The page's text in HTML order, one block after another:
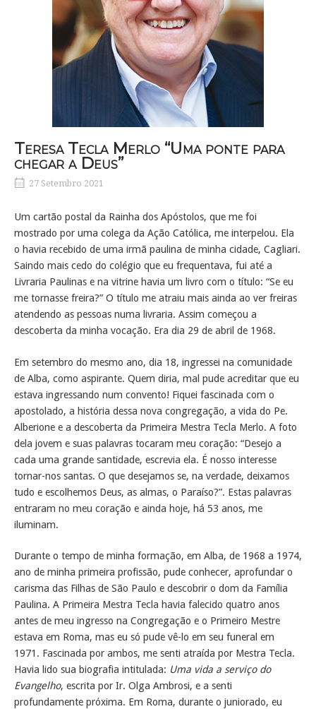
Teresa Tecla Merlo “Uma ponte para
chegar a Deus”
27 Setembro 2021
Um cartão postal da Rainha dos Apóstolos, que me foi
mostrado por uma colega da Ação Católica, me interpelou. Ela
o havia recebido de uma irmã paulina de minha cidade, Cagliari.
Saindo mais cedo do colégio que eu frequentava, fui até a
Livraria Paulinas e na vitrine havia um livro com o título: “Se eu
me tornasse freira?” O título me atraiu mais ainda ao ver freiras
atendendo as pessoas numa livraria. Assim começou a
descoberta da minha vocação. Era dia 29 de abril de 1968.
Em setembro do mesmo ano, dia 18, ingressei na comunidade
de Alba, como aspirante. Quem diria, mal pude acreditar que eu
estava ingressando num convento! Fiquei fascinada com o
apostolado, a história dessa nova congregação, a vida do Pe.
Alberione e a descoberta da Primeira Mestra Tecla Merlo. A foto
dela jovem e suas palavras tocaram meu coração: “Desejo a
cada uma grande santidade, escrevia ela. É nosso interesse
tornar-nos santas. O que desejamos se, na verdade, deixamos
tudo e escolhemos Deus, as almas, o Paraíso?”. Estas palavras
entraram no meu coração e ainda hoje, há 53 anos, me
iluminam.
Durante o tempo de minha formação, em Alba, de 1968 a 1974,
ano de minha primeira profissão, pude conhecer, aprofundar o
carisma das Filhas de São Paulo e descobrir o dom da Família
Paulina. A Primeira Mestra Tecla havia falecido quatro anos
antes de meu ingresso na Congregação e o Primeiro Mestre
estava em Roma, mas eu só pude vê-lo em seu funeral em
1971. Fascinada por ambos, me senti atraída por Mestra Tecla.
Havia lido sua biografia intitulada: Uma vida a serviço do
Evangelho, escrita por Ir. Olga Ambrosi, e a senti
profundamente próxima. Em Roma, durante o juniorado, eu